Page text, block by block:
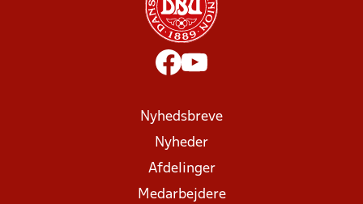
Nyhedsbreve
Nyheder
Afdelinger
Medarbejdere